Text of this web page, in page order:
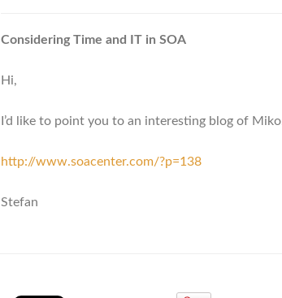
Considering Time and IT in SOA
Hi,
I’d like to point you to an interesting blog of
http://www.soacenter.com/?p=138
Stefan